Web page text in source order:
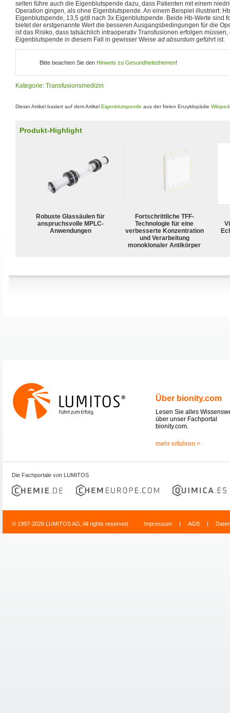
selten führe auch die Eigenblutspende dazu, dass Patienten mit einem
Operation gingen, als ohne Eigenblutspende. An einem Beispiel illustriert:
Eigenblutspende, 13,5 g/dl nach 3x Eigenblutspende. Beide Hb-Werte sind
bietet der erstgenannte Wert die besseren Ausgangsbedingungen für die
ist das Risiko, dass tatsächlich intraoperativ Transfusionen erfolgen
Eigenblutspende in diesem Fall in gewisser Weise ad absurdum geführt ist.
Bitte beachten Sie den Hinweis zu Gesundheitsthemen!
Kategorie: Transfusionsmedizin
Dieser Artikel basiert auf dem Artikel Eigenblutspende aus der freien Enzyklopädie
Produkt-Highlight
Robuste Glassäulen für
anspruchsvolle MPLC-
Anwendungen
Fortschrittliche TFF-
Technologie für eine
verbesserte Konzentration
und Verarbeitung
monoklonaler Antikörper
Über bionity.com
Lesen Sie alles
über unser Fachportal
bionity.com.
mehr erfahren >
Die Fachportale von LUMITOS
© 1997-2026 LUMITOS AG, All rights reserved Impressum | AGB |